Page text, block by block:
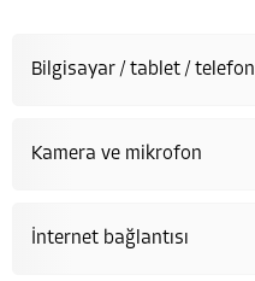
Bilgisayar / tablet / telefon
Kamera ve mikrofon
İnternet bağlantısı